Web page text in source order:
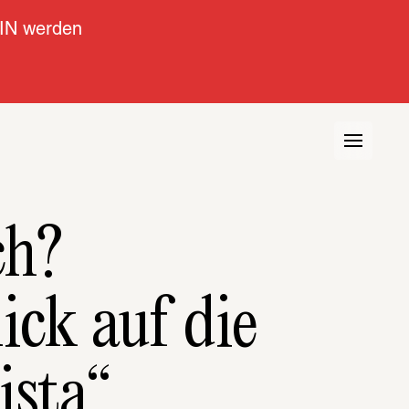
werden
auf die